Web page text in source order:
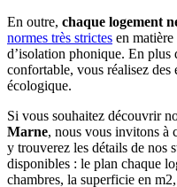
En outre, chaque logement
normes très strictes en
d’isolation phonique. En plus
confortable, vous réalisez des
écologique.
Si vous souhaitez découvrir
Marne, nous vous invitons à
y trouverez les détails de nos
disponibles : le plan chaque
chambres, la superficie en